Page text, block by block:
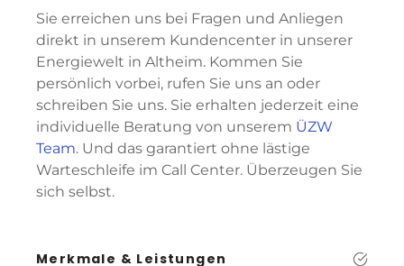
Sie erreichen uns bei Fragen und Anliegen
direkt in unserem Kundencenter in unserer
Energiewelt in Altheim. Kommen Sie
persönlich vorbei, rufen Sie uns an oder
schreiben Sie uns. Sie erhalten jederzeit eine
individuelle Beratung von unserem ÜZW
Team. Und das garantiert ohne lästige
Warteschleife im Call Center. Überzeugen Sie
sich selbst.
Merkmale & Leistungen